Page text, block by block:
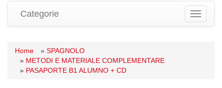
Toggle
Categorie
Home » SPAGNOLO
» METODI E MATERIALE COMPLEMENTARE
» PASAPORTE B1 ALUMNO + CD